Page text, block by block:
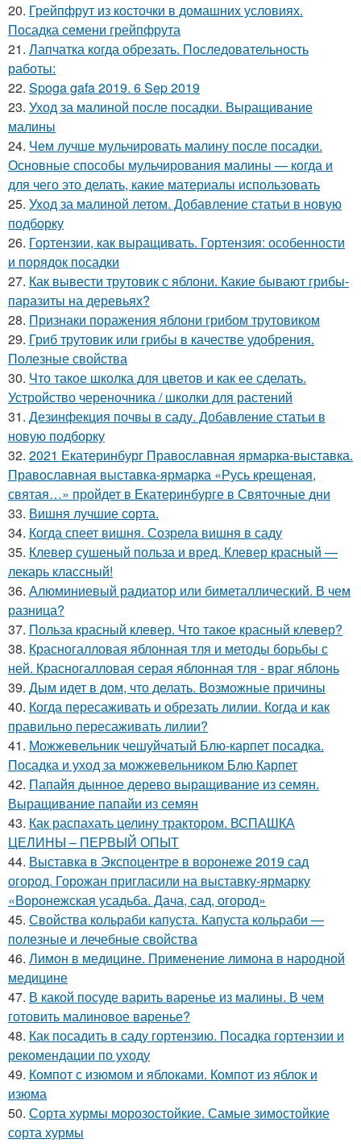
20. Грейпфрут из косточки в домашних условиях.
Посадка семени грейпфрута
21. Лапчатка когда обрезать. Последовательность
работы:
22. Spoga gafa 2019. 6 Sep 2019
23. Уход за малиной после посадки. Выращивание
малины
24. Чем лучше мульчировать малину после посадки.
Основные способы мульчирования малины — когда и
для чего это делать, какие материалы использовать
25. Уход за малиной летом. Добавление статьи в новую
подборку
26. Гортензии, как выращивать. Гортензия: особенности
и порядок посадки
27. Как вывести трутовик с яблони. Какие бывают грибы-
паразиты на деревьях?
28. Признаки поражения яблони грибом трутовиком
29. Гриб трутовик или грибы в качестве удобрения.
Полезные свойства
30. Что такое школка для цветов и как ее сделать.
Устройство череночника / школки для растений
31. Дезинфекция почвы в саду. Добавление статьи в
новую подборку
32. 2021 Екатеринбург Православная ярмарка-выставка.
Православная выставка-ярмарка «Русь крещеная,
святая…» пройдет в Екатеринбурге в Святочные дни
33. Вишня лучшие сорта.
34. Когда спеет вишня. Созрела вишня в саду
35. Клевер сушеный польза и вред. Клевер красный —
лекарь классный!
36. Алюминиевый радиатор или биметаллический. В чем
разница?
37. Польза красный клевер. Что такое красный клевер?
38. Красногалловая яблонная тля и методы борьбы с
ней. Красногалловая серая яблонная тля - враг яблонь
39. Дым идет в дом, что делать. Возможные причины
40. Когда пересаживать и обрезать лилии. Когда и как
правильно пересаживать лилии?
41. Можжевельник чешуйчатый Блю-карпет посадка.
Посадка и уход за можжевельником Блю Карпет
42. Папайя дынное дерево выращивание из семян.
Выращивание папайи из семян
43. Как распахать целину трактором. ВСПАШКА
ЦЕЛИНЫ – ПЕРВЫЙ ОПЫТ
44. Выставка в Экспоцентре в воронеже 2019 сад
огород. Горожан пригласили на выставку-ярмарку
«Воронежская усадьба. Дача, сад, огород»
45. Свойства кольраби капуста. Капуста кольраби —
полезные и лечебные свойства
46. Лимон в медицине. Применение лимона в народной
медицине
47. В какой посуде варить варенье из малины. В чем
готовить малиновое варенье?
48. Как посадить в саду гортензию. Посадка гортензии и
рекомендации по уходу
49. Компот с изюмом и яблоками. Компот из яблок и
изюма
50. Сорта хурмы морозостойкие. Самые зимостойкие
сорта хурмы